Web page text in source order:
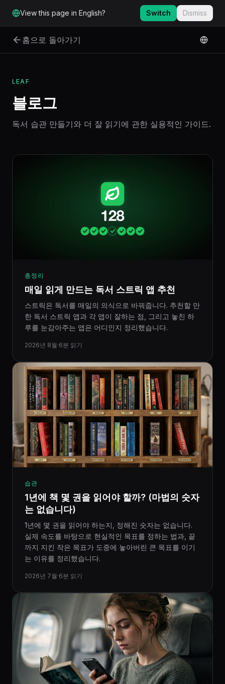
View this page in English? Switch Dismiss
홈으로 돌아가기
LEAF
블로그
독서 습관 만들기와 더 잘 읽기에 관한 실용적인 가이드.
총정리
매일 읽게 만드는 독서 스트릭 앱 추천
스트릭은 독서를 매일의 의식으로 바꿔줍니다. 추천할 만
한 독서 스트릭 앱과 각 앱이 잘하는 점, 그리고 놓친 하
루를 눈감아주는 앱은 어디인지 정리했습니다.
2026년 8월 ·6분 읽기
습관
1년에 책 몇 권을 읽어야 할까? (마법의 숫자
는 없습니다)
1년에 몇 권을 읽어야 하는지, 정해진 숫자는 없습니다.
실제 속도를 바탕으로 현실적인 목표를 정하는 법과, 끝
까지 지킨 작은 목표가 도중에 놓아버린 큰 목표를 이기
는 이유를 정리했습니다.
2026년 7월 ·6분 읽기